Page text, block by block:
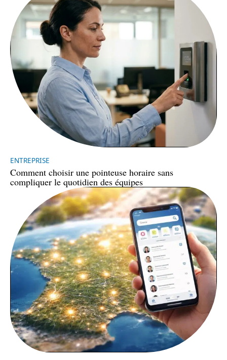
ENTREPRISE
Comment choisir une pointeuse horaire sans
compliquer le quotidien des équipes